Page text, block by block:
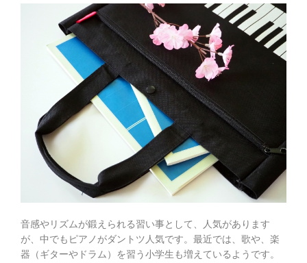
音感やリズムが鍛えられる習い事として、人気があります
が、中でもピアノがダントツ人気です。最近では、歌や、楽
器（ギターやドラム）を習う小学生も増えているようです。